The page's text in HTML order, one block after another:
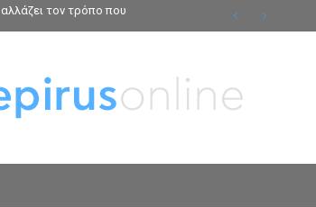
τον τρόπο που